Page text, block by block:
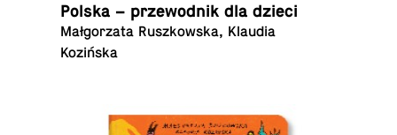
Polska – prze­wod­nik dla dzieci
Mał­go­rza­ta Rusz­kow­ska, Klaudia
Kozińska